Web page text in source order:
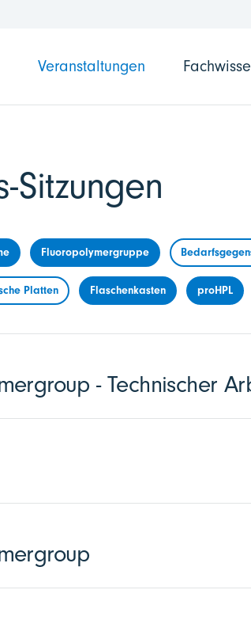
Veranstaltungen
Sitzungen
Fluoropolymergruppe
Platten Flaschenkasten proHPL
- Technischer